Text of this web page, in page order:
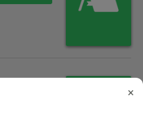
לפתוח ספר ב'
×